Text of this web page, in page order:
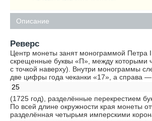
Описание
Реверс
Центр монеты занят монограммой Петра
скрещенные буквы «П», между которыми
с точкой наверху). Внутри монограммы
две цифры года чеканки «17», а справа —
25
(1725 год), разделённые перекрестием
По всей длине окружности края монеты
разделённая четырьмя имперскими